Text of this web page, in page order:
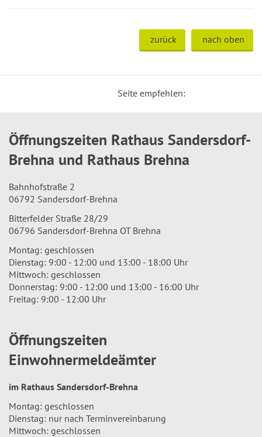
zurück nach oben
Seite empfehlen:
Öffnungszeiten Rathaus Sandersdorf-
Brehna und Rathaus Brehna
Bahnhofstraße 2
06792 Sandersdorf-Brehna
Bitterfelder Straße 28/29
06796 Sandersdorf-Brehna OT Brehna
Montag: geschlossen
Dienstag: 9:00 - 12:00 und 13:00 - 18:00 Uhr
Mittwoch: geschlossen
Donnerstag: 9:00 - 12:00 und 13:00 - 16:00 Uhr
Freitag: 9:00 - 12:00 Uhr
Öffnungszeiten
Einwohnermeldeämter
im Rathaus Sandersdorf-Brehna
Montag: geschlossen
Dienstag: nur nach Terminvereinbarung
Mittwoch: geschlossen